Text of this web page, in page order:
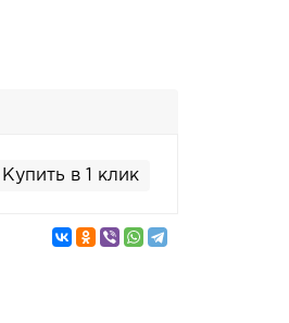
Купить в 1 клик